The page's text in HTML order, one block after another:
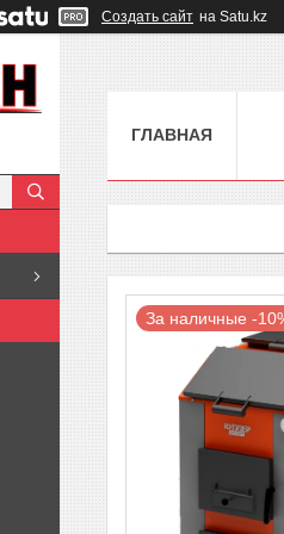
Создать сайт на Satu.kz
ГЛАВНАЯ
За наличные -